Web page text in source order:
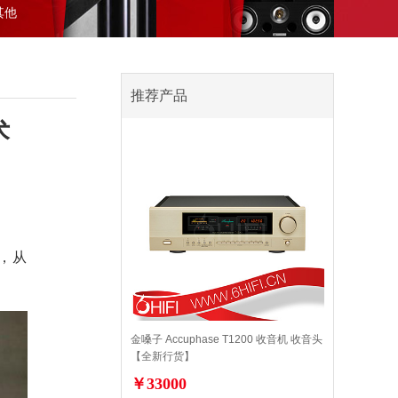
他
从
推荐产品
金嗓子 Accuphase T1200 收音机 收音头
【全新行货】
￥33000